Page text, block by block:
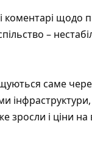
щодо
–
саме
інфраструктури,
і ціни на